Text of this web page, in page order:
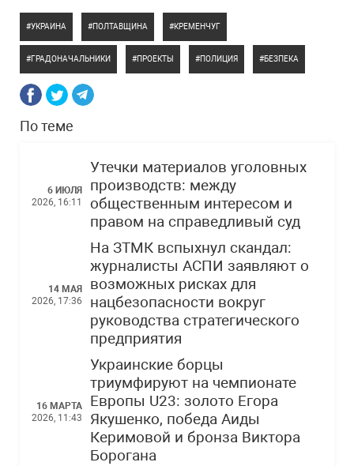
УКРАИНА ПОЛТАВЩИНА КРЕМЕНЧУГ
ГРАДОНАЧАЛЬНИКИ ПРОЕКТЫ ПОЛИЦИЯ БЕЗПЕКА
По теме
6 ИЮЛЯ
2026, 16:11
Утечки материалов уголовных
производств: между
общественным интересом и
правом на справедливый суд
14 МАЯ
2026, 17:36
На ЗТМК вспыхнул скандал:
журналисты АСПИ заявляют о
возможных рисках для
нацбезопасности вокруг
руководства стратегического
предприятия
16 МАРТА
2026, 11:43
Украинские борцы
триумфируют на чемпионате
Европы U23: золото Егора
Якушенко, победа Аиды
Керимовой и бронза Виктора
Борогана